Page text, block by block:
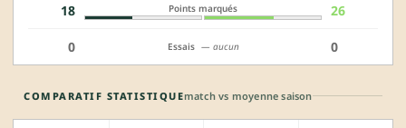
18 Points marqués 26
0 Essais — aucun 0
COMPARATIF STATISTIQUEmatch vs moyenne saison